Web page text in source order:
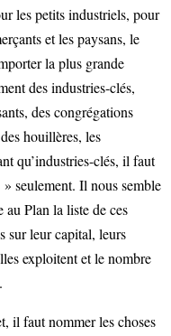
les petits industriels, pour
et les paysans, le
la plus grande
des industries-clés,
des congrégations
houillères, les
qu’industries-clés, il faut
seulement. Il nous semble
au Plan la liste de ces
sur leur capital, leurs
exploitent et le nombre
il faut nommer les choses